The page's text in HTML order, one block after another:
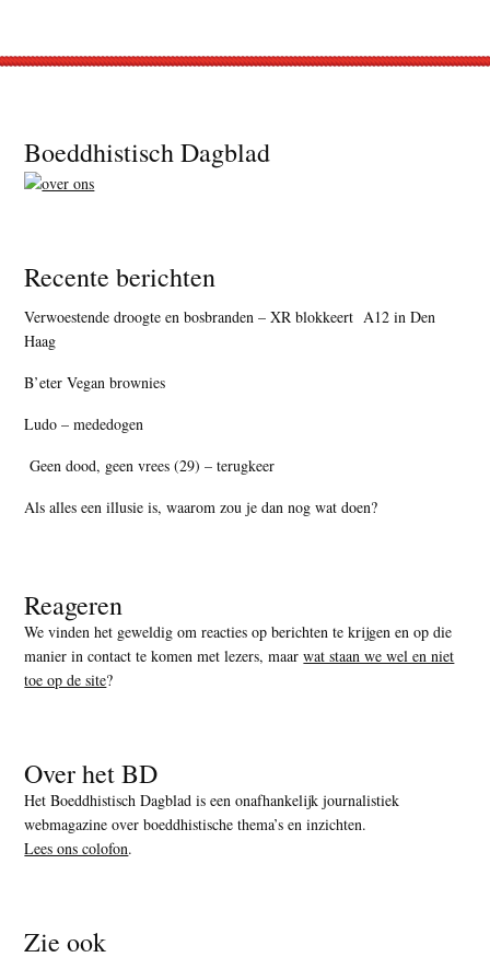
Footer
Boeddhistisch Dagblad
Recente berichten
Verwoestende droogte en bosbranden – XR blokkeert A12 in Den
Haag
B’eter Vegan brownies
Ludo – mededogen
Geen dood, geen vrees (29) – terugkeer
Als alles een illusie is, waarom zou je dan nog wat doen?
Reageren
We vinden het geweldig om reacties op berichten te krijgen en op die
manier in contact te komen met lezers, maarwat staan we wel en niet
toe op de site?
Over het BD
Het Boeddhistisch Dagblad is een onafhankelijk journalistiek
webmagazine over boeddhistische thema’s en inzichten.
Lees ons colofon.
Zie ook